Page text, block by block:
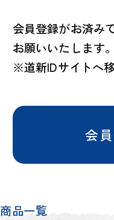
会員登録がお済み
お願いいたします。
※道新IDサイトへ
会
商品一覧